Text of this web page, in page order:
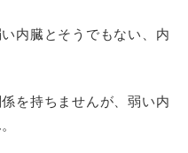
内臓とそうでもない、内
を持ちませんが、弱い内